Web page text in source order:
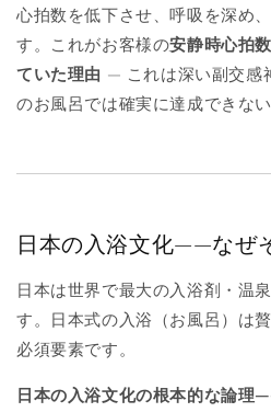
心拍数を低下させ、呼吸を深め
す。これがお客様の安静時心拍
ていた理由 — これは深い副交感
のお風呂では確実に達成できない
日本の入浴文化——なぜ
日本は世界で最大の入浴剤・温
す。日本式の入浴（お風呂）は
必須要素です。
日本の入浴文化の根本的な論理